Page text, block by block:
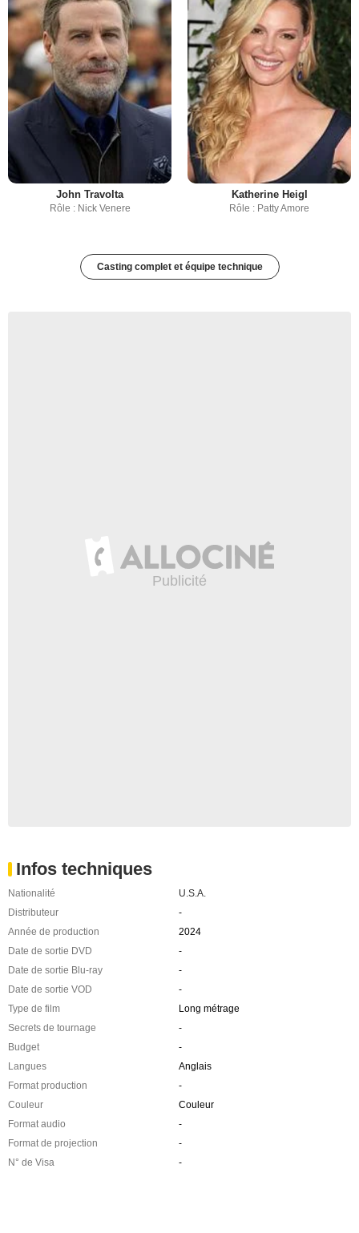
John Travolta
Rôle : Nick Venere
Katherine Heigl
Rôle : Patty Amore
Casting complet et équipe technique
Infos techniques
Nationalité
U.S.A.
Distributeur
-
Année de production
2024
Date de sortie DVD
-
Date de sortie Blu-ray
-
Date de sortie VOD
-
Type de film
Long métrage
Secrets de tournage
-
Budget
-
Langues
Anglais
Format production
-
Couleur
Couleur
Format audio
-
Format de projection
-
N° de Visa
-